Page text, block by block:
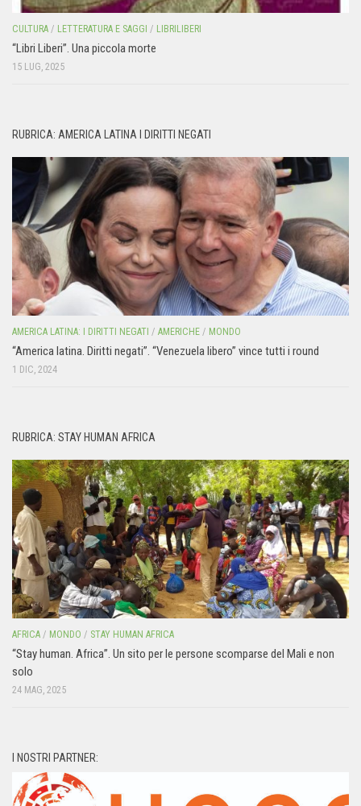
CULTURA / LETTERATURA E SAGGI / LIBRILIBERI
“Libri Liberi”. Una piccola morte
15 LUG, 2025
RUBRICA: AMERICA LATINA I DIRITTI NEGATI
AMERICA LATINA: I DIRITTI NEGATI / AMERICHE / MONDO
“America latina. Diritti negati”. “Venezuela libero” vince tutti i round
1 DIC, 2024
RUBRICA: STAY HUMAN AFRICA
AFRICA / MONDO / STAY HUMAN AFRICA
“Stay human. Africa”. Un sito per le persone scomparse del Mali e non
solo
24 MAG, 2025
I NOSTRI PARTNER: